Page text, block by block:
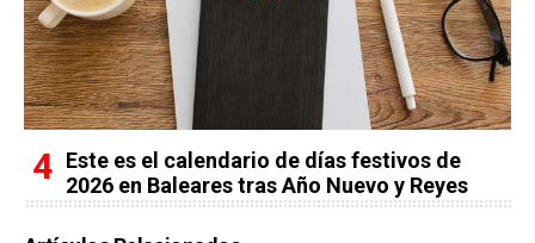
Este es el calendario de días festivos de
2026 en Baleares tras Año Nuevo y Reyes